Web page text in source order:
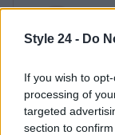
Style 24 - Do
If you wish to
processing of
targeted
section to
Staff